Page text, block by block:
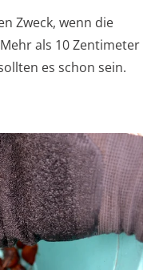
Zweck, wenn die
als 10 Zentimeter
es schon sein.